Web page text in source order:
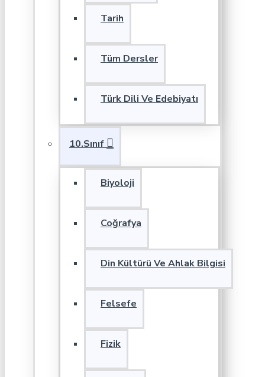
Tarih
Tüm Dersler
Türk Dili Ve Edebiyatı
10.Sınıf
Biyoloji
Coğrafya
Din Kültürü Ve Ahlak Bilgisi
Felsefe
Fizik